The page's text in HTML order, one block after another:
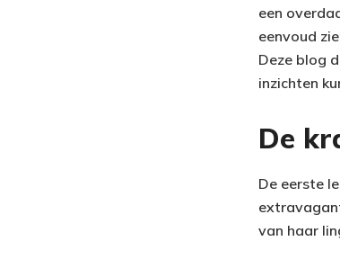
een
eenvoud
Deze blog
inzichten
De
De eerste
van haar